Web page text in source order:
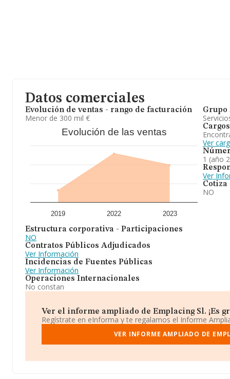
Datos comerciales
Evolución de ventas - rango de facturación
Menor de 300 mil €
Evolución de las ventas
2019 2022 2023
Estructura corporativa - Participaciones
NO
Contratos Públicos Adjudicados
Ver Información
Incidencias de Fuentes Públicas
Ver Información
Operaciones Internacionales
No constan
Grupo
Cargos
Ver
1 (año
Ver
Cotiza
NO
Ver el informe ampliado de Emplacing Sl. ¡Es
Regístrate en eInforma y te regalamos el Informe
VER INFORME AMPLIADO DE